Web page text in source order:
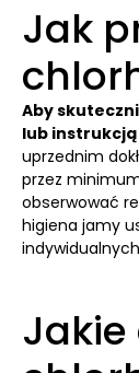
Jak
Aby
lub
uprzednim
przez
obserwować
higiena jamy